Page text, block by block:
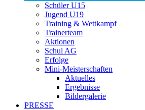
Schüler U15
Jugend U19
Training & Wettkampf
Trainerteam
Aktionen
Schul AG
Erfolge
Mini-Meisterschaften
Aktuelles
Ergebnisse
Bildergalerie
PRESSE